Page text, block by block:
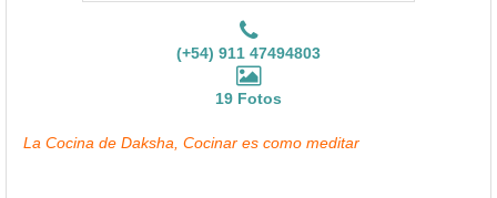
(+54) 911 47494803
19 Fotos
La Cocina de Daksha, Cocinar es como meditar